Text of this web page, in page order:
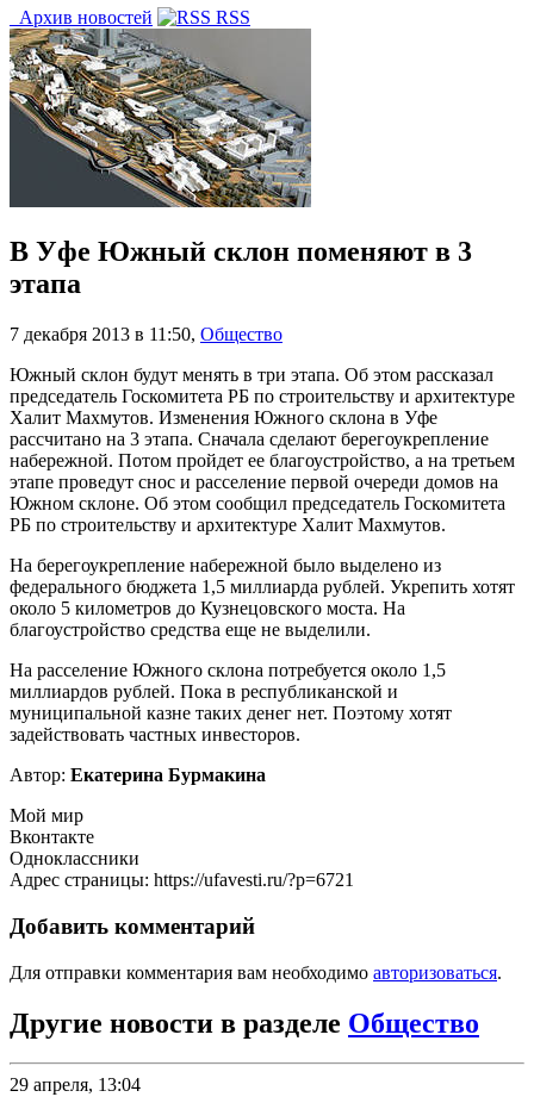
Архив новостей
RSS
В Уфе Южный склон поменяют в 3
этапа
7 декабря 2013 в 11:50, Общество
Южный склон будут менять в три этапа. Об этом рассказал
председатель Госкомитета РБ по строительству и архитектуре
Халит Махмутов. Изменения Южного склона в Уфе
рассчитано на 3 этапа. Сначала сделают берегоукрепление
набережной. Потом пройдет ее благоустройство, а на третьем
этапе проведут снос и расселение первой очереди домов на
Южном склоне. Об этом сообщил председатель Госкомитета
РБ по строительству и архитектуре Халит Махмутов.
На берегоукрепление набережной было выделено из
федерального бюджета 1,5 миллиарда рублей. Укрепить хотят
около 5 километров до Кузнецовского моста. На
благоустройство средства еще не выделили.
На расселение Южного склона потребуется около 1,5
миллиардов рублей. Пока в республиканской и
муниципальной казне таких денег нет. Поэтому хотят
задействовать частных инвесторов.
Автор: Екатерина Бурмакина
Мой мир
Вконтакте
Одноклассники
Адрес страницы: https://ufavesti.ru/?p=6721
Добавить комментарий
Для отправки комментария вам необходимо авторизоваться.
Другие новости в разделе Общество
29 апреля, 13:04